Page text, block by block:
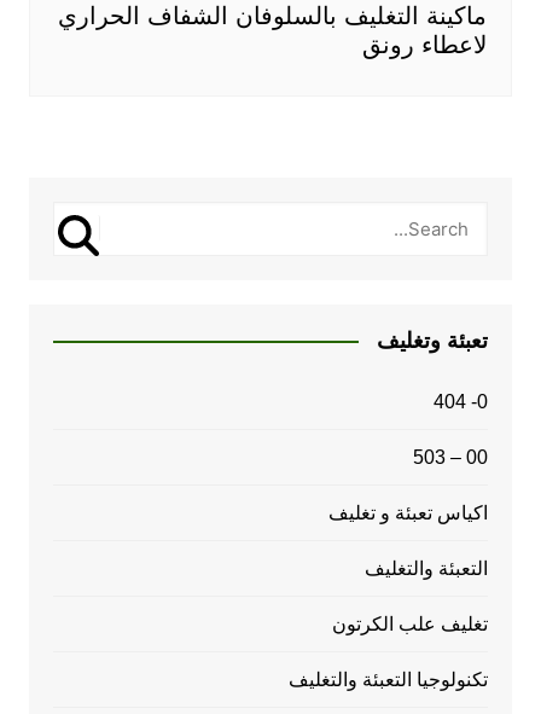
ماكينة التغليف بالسلوفان الشفاف الحراري
لاعطاء رونق
تعبئة وتغليف
0- 404
00 – 503
اكياس تعبئة و تغليف
التعبئة والتغليف
تغليف علب الكرتون
تكنولوجيا التعبئة والتغليف